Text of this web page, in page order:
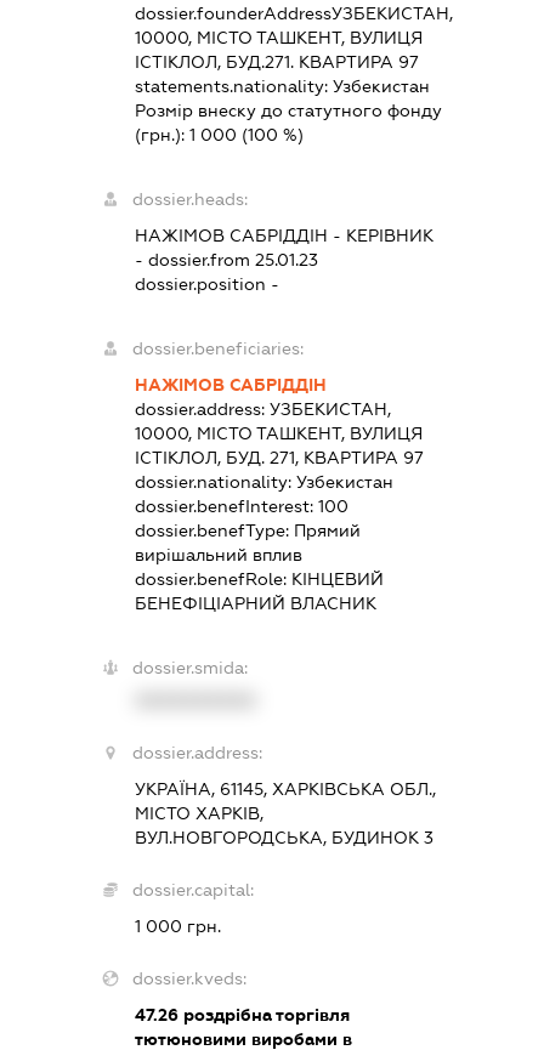
dossier.founderAddressУЗБЕКИСТАН,
10000, МІСТО ТАШКЕНТ, ВУЛИЦЯ
ІСТІКЛОЛ, БУД.271. КВАРТИРА 97
statements.nationality:Узбекистан
Розмір внеску до статутного фонду
(грн.):1 000 (100 %)
dossier.heads:
НАЖІМОВ САБРІДДІН - КЕРІВНИК
- dossier.from 25.01.23
dossier.position -
dossier.beneficiaries:
НАЖІМОВ САБРІДДІН
dossier.address:УЗБЕКИСТАН,
10000, МІСТО ТАШКЕНТ, ВУЛИЦЯ
ІСТІКЛОЛ, БУД. 271, КВАРТИРА 97
dossier.nationality:Узбекистан
dossier.benefInterest:100
dossier.benefType: Прямий
вирішальний вплив
dossier.benefRole: КІНЦЕВИЙ
БЕНЕФІЦІАРНИЙ ВЛАСНИК
dossier.smida:
dossier.address:
УКРАЇНА, 61145, ХАРКІВСЬКА ОБЛ.,
МІСТО ХАРКІВ,
ВУЛ.НОВГОРОДСЬКА, БУДИНОК 3
dossier.capital:
1 000 грн.
dossier.kveds:
47.26 роздрібна торгівля
тютюновими виробами в